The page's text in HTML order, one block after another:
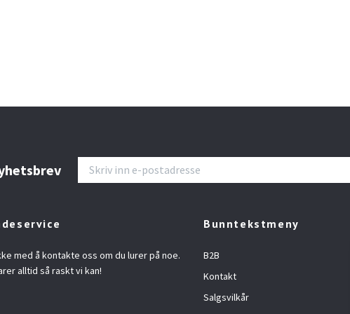
med å kontakte oss om du lurer på noe.
alltid så raskt vi kan!
Bunntekstmeny
B2B
Kontakt
Salgsvilkår